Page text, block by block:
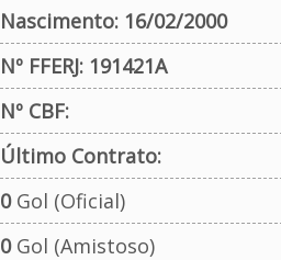
Nascimento: 16/02/2000
Nº FFERJ: 191421A
Nº CBF:
Último Contrato:
0Gol (Oficial)
0Gol (Amistoso)